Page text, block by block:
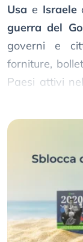
Usa e Israele
guerra del
governi e
forniture,
Paesi attivi